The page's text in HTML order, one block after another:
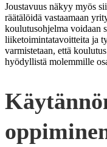
Joustavuus näkyy myös
räätälöidä vastaamaan
koulutusohjelma voidaan
liiketoimintatavoitteita ja
varmistetaan, että
hyödyllistä molemmille